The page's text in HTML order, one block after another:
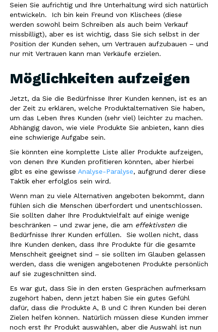
Seien Sie aufrichtig und Ihre Unterhaltung wird sich natürlich
entwickeln. Ich bin kein Freund von Klischees (diese
werden sowohl beim Schreiben als auch beim Verkauf
missbilligt), aber es ist wichtig, dass Sie sich selbst in der
Position der Kunden sehen, um Vertrauen aufzubauen – und
nur mit Vertrauen kann man Verkäufe erzielen.
Möglichkeiten aufzeigen
Jetzt, da Sie die Bedürfnisse Ihrer Kunden kennen, ist es an
der Zeit zu erklären, welche Produktalternativen Sie haben,
um das Leben Ihres Kunden (sehr viel) leichter zu machen.
Abhängig davon, wie viele Produkte Sie anbieten, kann dies
eine schwierige Aufgabe sein.
Sie könnten eine komplette Liste aller Produkte aufzeigen,
von denen Ihre Kunden profitieren könnten, aber hierbei
gibt es eine gewisse Analyse-Paralyse, aufgrund derer diese
Taktik eher erfolglos sein wird.
Wenn man zu viele Alternativen angeboten bekommt, dann
fühlen sich die Menschen überfordert und unentschlossen.
Sie sollten daher Ihre Produktvielfalt auf einige wenige
beschränken – und zwar jene, die am effektivsten die
Bedürfnisse Ihrer Kunden erfüllen. Sie wollen nicht, dass
Ihre Kunden denken, dass Ihre Produkte für die gesamte
Menschheit geeignet sind – sie sollten im Glauben gelassen
werden, dass die wenigen angebotenen Produkte persönlich
auf sie zugeschnitten sind.
Es war gut, dass Sie in den ersten Gesprächen aufmerksam
zugehört haben, denn jetzt haben Sie ein gutes Gefühl
dafür, dass die Produkte A, B und C Ihren Kunden bei deren
Zielen helfen können. Natürlich müssen diese Kunden immer
noch erst Ihr Produkt auswählen, aber die Auswahl ist nun